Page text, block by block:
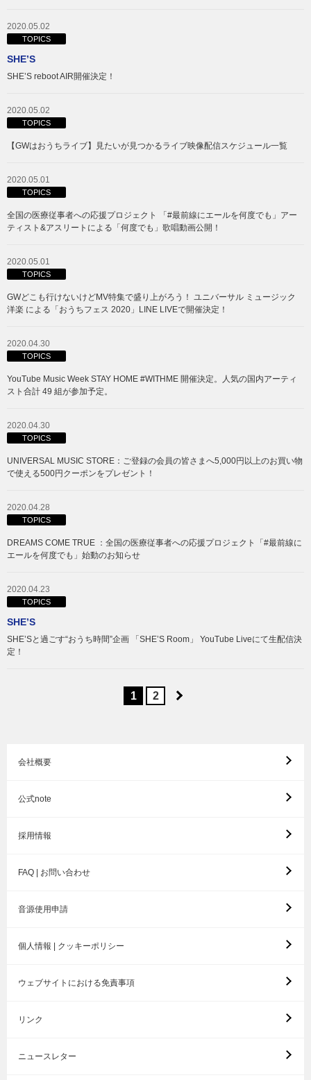
2020.05.02
TOPICS
SHE’S
SHE’S reboot AIR開催決定！
2020.05.02
TOPICS
【GWはおうちライブ】見たいが見つかるライブ映像配信スケジュール一覧
2020.05.01
TOPICS
全国の医療従事者への応援プロジェクト 「#最前線にエールを何度でも」アー
ティスト&アスリートによる「何度でも」歌唱動画公開！
2020.05.01
TOPICS
GWどこも行けないけどMV特集で盛り上がろう！ ユニバーサル ミュージック
洋楽 による「おうちフェス 2020」LINE LIVEで開催決定！
2020.04.30
TOPICS
YouTube Music Week STAY HOME #WITHME 開催決定。人気の国内アーティ
スト合計 49 組が参加予定。
2020.04.30
TOPICS
UNIVERSAL MUSIC STORE：ご登録の会員の皆さまへ5,000円以上のお買い物
で使える500円クーポンをプレゼント！
2020.04.28
TOPICS
DREAMS COME TRUE ：全国の医療従事者への応援プロジェクト「#最前線に
エールを何度でも」始動のお知らせ
2020.04.23
TOPICS
SHE’S
SHE’Sと過ごす“おうち時間”企画 「SHE’S Room」 YouTube Liveにて生配信決
定！
1 2
会社概要
公式note
採用情報
FAQ | お問い合わせ
音源使用申請
個人情報 | クッキーポリシー
ウェブサイトにおける免責事項
リンク
ニュースレター